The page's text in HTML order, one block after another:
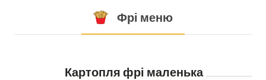
Фрі меню
Картопля фрі маленька